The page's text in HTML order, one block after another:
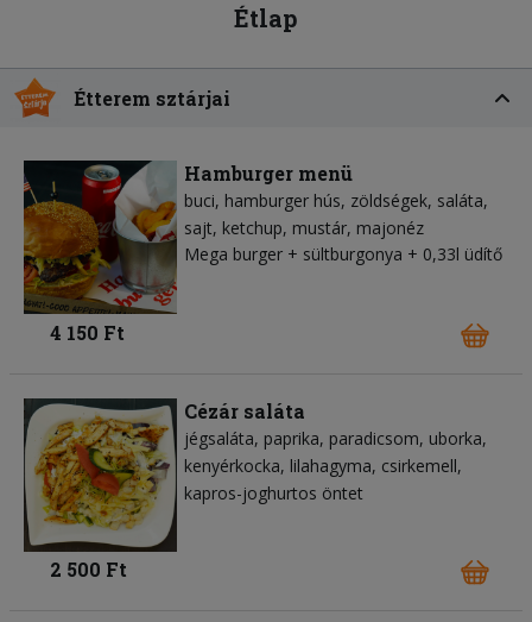
Étlap
Étterem sztárjai
Hamburger menü
buci hamburger hús zöldségek saláta
sajt ketchup mustár majonéz
Mega burger + sültburgonya + 0,33l üdítő
4 150 Ft
Cézár saláta
jégsaláta paprika paradicsom uborka
kenyérkocka lilahagyma csirkemell
kapros-joghurtos öntet
2 500 Ft